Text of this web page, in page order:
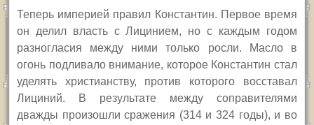
Теперь империей правил Константин. Первое время
он делил власть с Лицинием, но с каждым годом
разногласия между ними только росли. Масло в
огонь подливало внимание, которое Константин стал
уделять христианству, против которого восставал
Лициний. В результате между соправителями
дважды произошли сражения (314 и 324 годы), и во